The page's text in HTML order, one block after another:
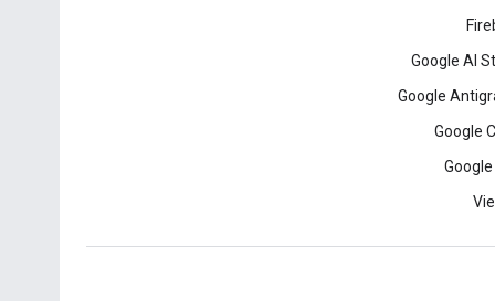
Google AI
Google
Google